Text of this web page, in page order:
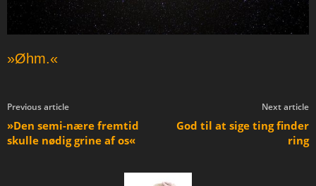
»Øhm.«
Previous article
»Den semi-nære fremtid
skulle nødig grine af os«
Next article
God til at sige ting finder
ring